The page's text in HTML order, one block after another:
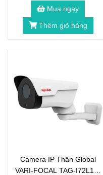
Mua ngay
Thêm giỏ hàng
Camera IP Thân Global
VARI-FOCAL TAG-I72L10-